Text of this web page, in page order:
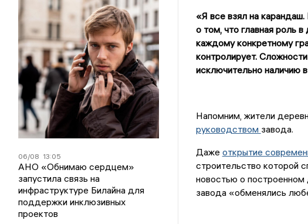
06/08 13:05
АНО «Обнимаю сердцем»
запустила связь на
инфраструктуре Билайна для
поддержки инклюзивных
проектов
«Я все взял на
о том, что главная роль
каждому конкретному
контролирует.
исключительно наличию
Напомним, жители
руководством завода.
Даже открытие
строительство которой
новостью о
завода «обменялись